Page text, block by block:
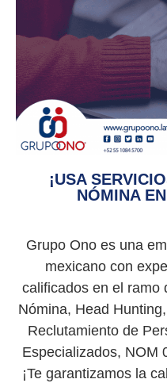
¡USA
NÓMINA
Grupo Ono es una
mexicano con
calificados en el ramo
Nómina, Head
Reclutamiento de
Especializados, NOM
¡Te garantizamos la